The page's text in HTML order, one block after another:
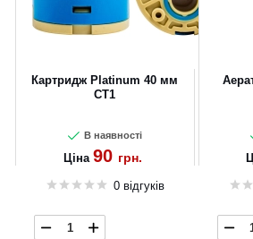
Картридж Platinum 40 мм
CT1
В наявності
Ціна 90 грн.
0 відгуків